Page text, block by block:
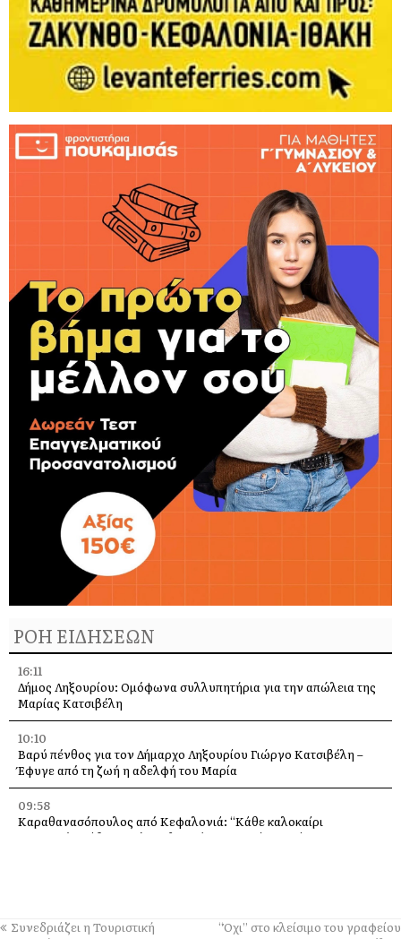
ΡΟΗ ΕΙΔΗΣΕΩΝ
16:11
Δήμος Ληξουρίου: Ομόφωνα συλλυπητήρια για την απώλεια της
Μαρίας Κατσιβέλη
10:10
Βαρύ πένθος για τον Δήμαρχο Ληξουρίου Γιώργο Κατσιβέλη –
Έφυγε από τη ζωή η αδελφή του Μαρία
09:58
Καραθανασόπουλος από Κεφαλονιά: “Κάθε καλοκαίρι
πυρκαγιές, κάθε χειμώνα πλημμύρες” –Τι είπε μετά την
bar – Προσήχθησαν ιδιοκτήτης και γονείς
Συνεδριάζει η Τουριστική
“Όχι” στο κλείσιμο του γραφείου